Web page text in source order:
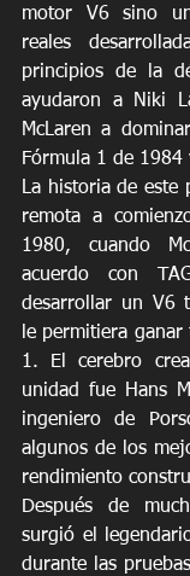
motor V6 sino
reales
principios de la
ayudaron a Niki
McLaren a
Fórmula 1 de 1984
La historia de este
remota a
1980, cuando
acuerdo con
desarrollar un V6
le permitiera
1. El cerebro
unidad fue Hans
ingeniero de
algunos de los
rendimiento
Después de
surgió el
durante las